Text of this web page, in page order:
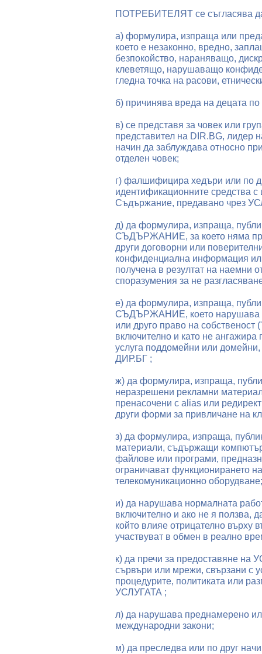
ПОТРЕБИТЕЛЯТ се съгласява
а) формулира, изпраща или
което е незаконно, вредно,
безпокойство, нараняващо,
клеветящо, нарушаващо
гледна точка на расови,
б) причинява вреда на децата
в) се представя за човек или
представител на DIR.BG, лидер
начин да заблуждава относно
отделен човек;
г) фалшифицира хедъри или по
идентификационните средства
Съдържание, предавано чрез
д) да формулира, изпраща,
СЪДЪРЖАНИЕ, за което няма
други договорни или
конфиденциална информация
получена в резултат на наемни
споразумения за не
е) да формулира, изпраща,
СЪДЪРЖАНИЕ, което нарушава
или друго право на
включително и като не ангажира
услуга поддомейни или
ДИР.БГ ;
ж) да формулира, изпраща,
неразрешени рекламни
пренасочени с alias или
други форми за привличане на
з) да формулира, изпраща,
материали, съдържащи
файлове или програми,
ограничават функционирането
телекомуникационно оборудване;
и) да нарушава нормалната
включително и ако не я ползва,
който влияе отрицателно върху
участвуват в обмен в реално
к) да пречи за предоставяне
сървъри или мрежи, свързани с
процедурите, политиката или
УСЛУГАТА ;
л) да нарушава преднамерено
международни закони;
м) да преследва или по друг